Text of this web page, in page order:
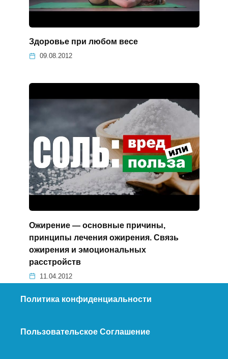
Здоровье при любом весе
09.08.2012
Ожирение — основные причины,
принципы лечения ожирения. Связь
ожирения и эмоциональных
расстройств
11.04.2012
Политика конфиденциальности
Пользовательское Соглашение